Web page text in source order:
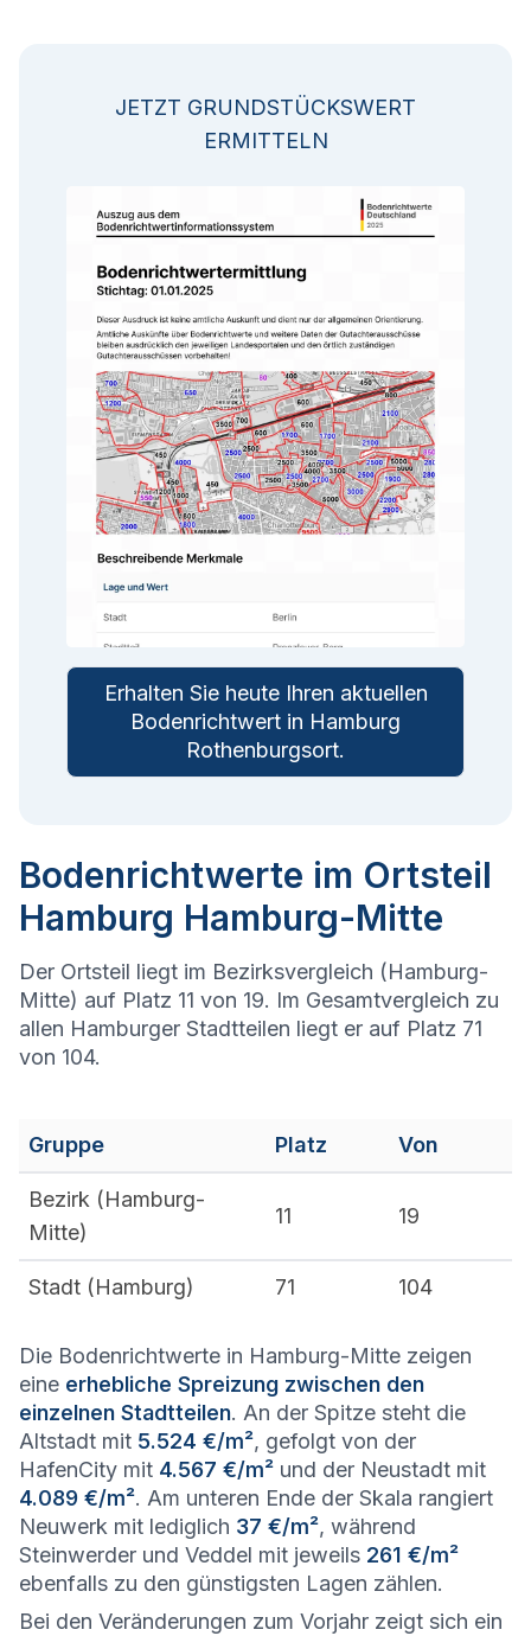
JETZT GRUNDSTÜCKSWERT
ERMITTELN
Erhalten Sie heute Ihren aktuellen
Bodenrichtwert in Hamburg
Rothenburgsort.
Bodenrichtwerte im Ortsteil
Hamburg Hamburg-Mitte
Der Ortsteil liegt im Bezirksvergleich (Hamburg-
Mitte) auf Platz 11 von 19. Im Gesamtvergleich zu
allen Hamburger Stadtteilen liegt er auf Platz 71
von 104.
Gruppe Platz Von
Bezirk (Hamburg-
Mitte)
11 19
Stadt (Hamburg) 71 104
Die Bodenrichtwerte in Hamburg-Mitte zeigen
eine erhebliche Spreizung zwischen den
einzelnen Stadtteilen. An der Spitze steht die
Altstadt mit 5.524 €/m², gefolgt von der
HafenCity mit 4.567 €/m² und der Neustadt mit
4.089 €/m². Am unteren Ende der Skala rangiert
Neuwerk mit lediglich 37 €/m², während
Steinwerder und Veddel mit jeweils 261 €/m²
ebenfalls zu den günstigsten Lagen zählen.
Bei den Veränderungen zum Vorjahr zeigt sich ein